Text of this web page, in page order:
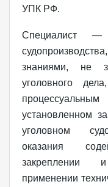
УПК РФ.
Специалист —
знаниями, не
уголовного
установленном
уголовном
оказания
закреплении
применении